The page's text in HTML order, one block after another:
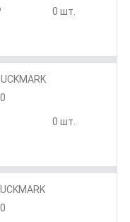
0 шт.
0 шт.